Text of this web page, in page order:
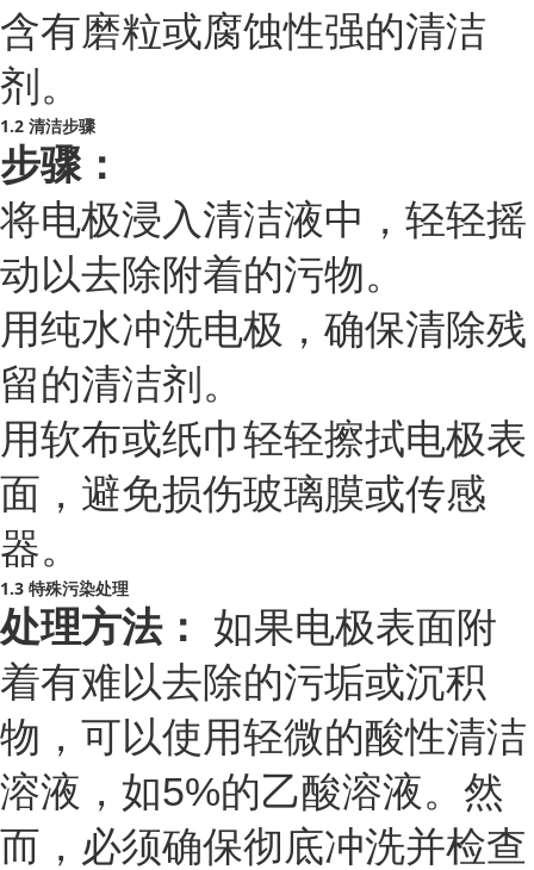
含有磨粒或腐蚀性强的清洁
剂。
1.2 清洁步骤
步骤：
将电极浸入清洁液中，轻轻摇
动以去除附着的污物。
用纯水冲洗电极，确保清除残
留的清洁剂。
用软布或纸巾轻轻擦拭电极表
面，避免损伤玻璃膜或传感
器。
1.3 特殊污染处理
处理方法：
如果电极表面附
着有难以去除的污垢或沉积
物，可以使用轻微的酸性清洁
溶液，如5%的乙酸溶液。然
而，必须确保彻底冲洗并检查